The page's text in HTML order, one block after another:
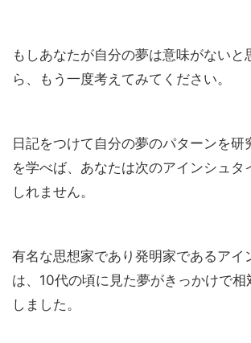
もしあなたが自分の夢は意味がないと
ら、もう一度考えてみてください。
日記をつけて自分の夢のパターンを研
を学べば、あなたは次のアインシュタ
しれません。
有名な思想家であり発明家であるアイ
は、10代の頃に見た夢がきっかけで相
しました。